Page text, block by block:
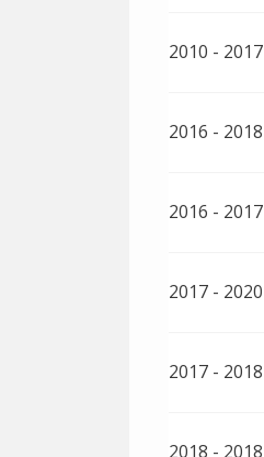
2010 - 2017
2016 - 2018
2016 - 2017
2017 - 2020
2017 - 2018
2018 - 2018